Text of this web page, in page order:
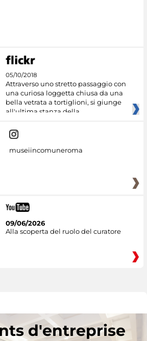
05/10/2018
Attraverso uno stretto passaggio con
una curiosa loggetta chiusa da una
bella vetrata a tortiglioni, si giunge
all'ultima stanza della
museiincomuneroma
09/06/2026
Alla scoperta del ruolo del curatore
d'entreprise